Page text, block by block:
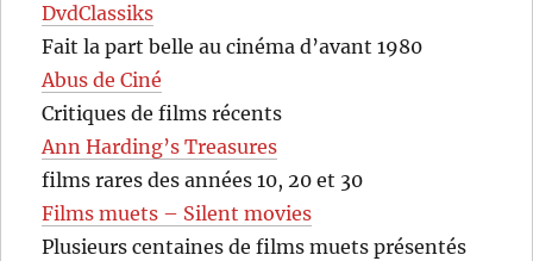
DvdClassiks
Fait la part belle au cinéma d’avant 1980
Abus de Ciné
Critiques de films récents
Ann Harding’s Treasures
films rares des années 10, 20 et 30
Films muets – Silent movies
Plusieurs centaines de films muets présentés